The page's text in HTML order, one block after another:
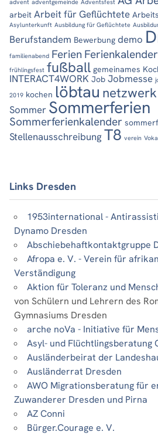
advent adventgemeinde Adventsfest
arbeit Arbeit für Geflüchtete
Asylunterkunft Ausbildung für Geflüchtete
Berufstandem Bewerbung demo
familienabend Ferien Ferienkalender
frühlingsfest fußball gemeinames
INTERACT4WORK Job Jobmesse
2019 kochen löbtau netzwerk
Sommer Sommerferien
Sommerferienkalender
Stellenausschreibung T8 verein
Links Dresden
1953international -
Dynamo Dresden
Abschiebehaftkontaktgruppe
Afropa e. V. - Verein für
Verständigung
Aktion für Toleranz und
von Schülern und Lehrern des
Gymnasiums Dresden
arche noVa - Initiative für
Asyl- und Flüchtlingsberatung
Ausländerbeirat der
Ausländerrat Dresden
AWO Migrationsberatung für
Zuwanderer Dresden und Pirna
AZ Conni
Bürger.Courage e. V.